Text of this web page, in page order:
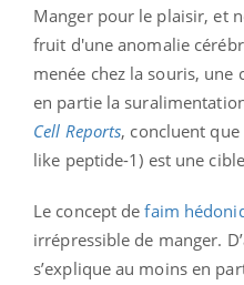
Manger pour le plaisir, et
fruit d'une anomalie
menée chez la souris,
en partie la
Cell Reports, concluent que
like peptide-1) est une
Le concept defaim
irrépressible de manger.
s’explique au moins en